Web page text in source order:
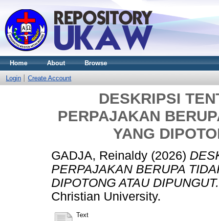
Home About Browse
Login Create Account
DESKRIPSI
PERPAJAKAN
YANG
GADJA, Reinaldy (2026)
PERPAJAKAN BERUPA
DIPOTONG ATAU DIPUNGUT.
Christian University.
Text